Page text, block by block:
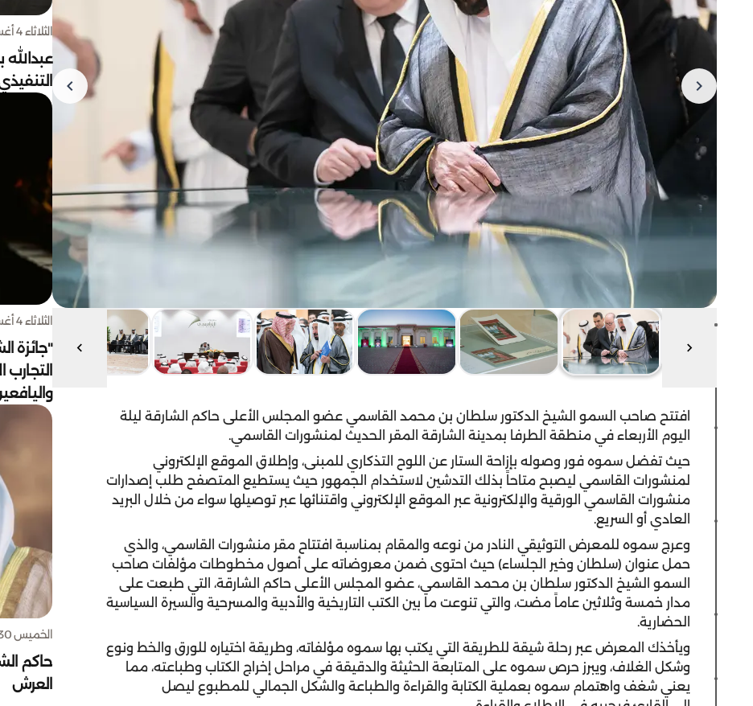
افتتح صاحب السمو الشيخ الدكتور سلطان بن محمد القاسمي عضو المجلس الأعلى حاكم الشارقة ليلة
اليوم الأربعاء في منطقة الطرفا بمدينة الشارقة المقر الحديث لمنشورات القاسمي.
حيث تفضل سموه فور وصوله بإزاحة الستار عن اللوح التذكاري للمبنى، وإطلاق الموقع الإلكتروني
لمنشورات القاسمي ليصبح متاحاً بذلك التدشين لاستخدام الجمهور حيث يستطيع المتصفح طلب إصدارات
منشورات القاسمي الورقية والإلكترونية عبر الموقع الإلكتروني واقتنائها عبر توصيلها سواء من خلال البريد
العادي أو السريع.
وعرج سموه للمعرض التوثيقي النادر من نوعه والمقام بمناسبة افتتاح مقر منشورات القاسمي، والذي
حمل عنوان (سلطان وخير الجلساء) حيث احتوى ضمن معروضاته على أصول مخطوطات مؤلفات صاحب
السمو الشيخ الدكتور سلطان بن محمد القاسمي، عضو المجلس الأعلى حاكم الشارقة، التي طبعت على
مدار خمسة وثلاثين عاماً مضت، والتي تنوعت ما بين الكتب التاريخية والأدبية والمسرحية والسيرة السياسية
الحضارية.
ويأخذك المعرض عبر رحلة شيقة للطريقة التي يكتب بها سموه مؤلفاته، وطريقة اختياره للورق والخط ونوع
وشكل الغلاف، ويبرز حرص سموه على المتابعة الحثيثة والدقيقة في مراحل إخراج الكتاب وطباعته، مما
يعني شغف واهتمام سموه بعملية الكتابة والقراءة والطباعة والشكل الجمالي للمطبوع ليصل
الثلاثاء 4 أغسطس 2026
الثلاثاء 4 أغسطس 2026
"جائزة
الخميس 30 يوليو 2026
حاكم
العرش